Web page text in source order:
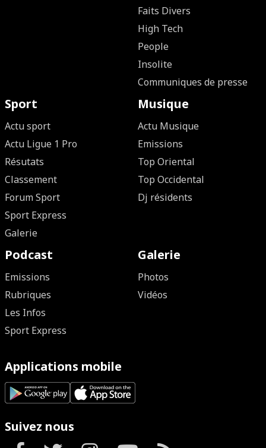
Faits Divers
High Tech
People
Insolite
Communiques de presse
Sport
Actu sport
Actu Ligue 1 Pro
Résutats
Classement
Forum Sport
Sport Express
Galerie
Musique
Actu Musique
Emissions
Top Oriental
Top Occidental
Dj résidents
Podcast
Emissions
Rubriques
Les Infos
Sport Express
Galerie
Photos
Vidéos
Applications mobile
Suivez nous